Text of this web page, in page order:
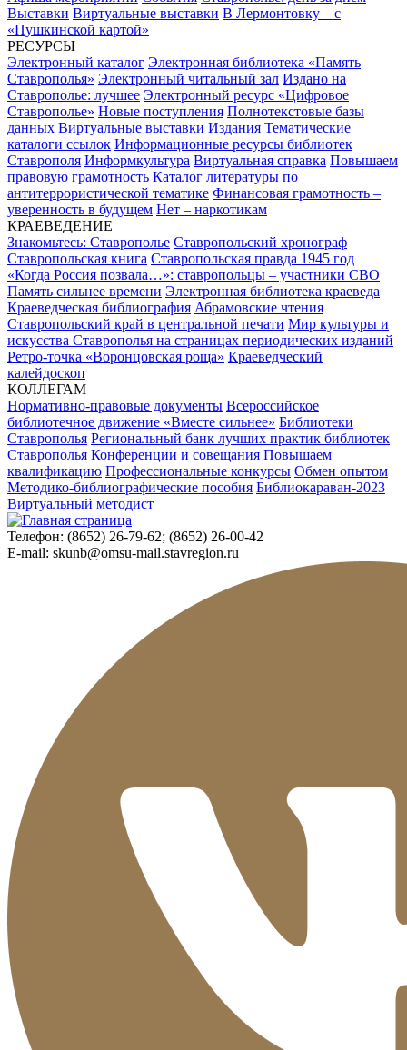
Выставки Виртуальные выставки В Лермонтовку – с
«Пушкинской картой»
РЕСУРСЫ
Электронный каталог Электронная библиотека «Память
Ставрополья» Электронный читальный зал Издано на
Ставрополье: лучшее Электронный ресурс «Цифровое
Ставрополье» Новые поступления Полнотекстовые базы
данных Виртуальные выставки Издания Тематические
каталоги ссылок Информационные ресурсы библиотек
Ставрополя Информкультура Виртуальная справка Повышаем
правовую грамотность Каталог литературы по
антитеррористической тематике Финансовая грамотность –
уверенность в будущем Нет – наркотикам
КРАЕВЕДЕНИЕ
Знакомьтесь: Ставрополье Ставропольский хронограф
Ставропольская книга Ставропольская правда 1945 год
«Когда Россия позвала…»: ставропольцы – участники СВО
Память сильнее времени Электронная библиотека краеведа
Краеведческая библиография Абрамовские чтения
Ставропольский край в центральной печати Мир культуры и
искусства Ставрополья на страницах периодических изданий
Ретро-точка «Воронцовская роща» Краеведческий
калейдоскоп
КОЛЛЕГАМ
Нормативно-правовые документы Всероссийское
библиотечное движение «Вместе сильнее» Библиотеки
Ставрополья Региональный банк лучших практик библиотек
Ставрополья Конференции и совещания Повышаем
квалификацию Профессиональные конкурсы Обмен опытом
Методико-библиографические пособия Библиокараван-2023
Виртуальный методист
Телефон: (8652) 26-79-62; (8652) 26-00-42
E-mail: skunb@omsu-mail.stavregion.ru